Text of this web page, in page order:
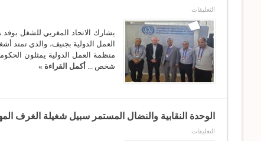
التعليقات
ولقاءات
مكثفة
لوفد
الاتحاد
المغربي
للشغل
أشغال
الدولية
منظمة العمل الدولية يمثلون
شخص ...
أكمل القراءة »
الوحدة النقابية والنضال المستمر سبيل شغيلة الغرف
التعليقات